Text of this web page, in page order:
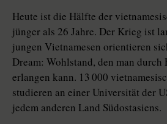
Heute ist die Hälfte der
jünger als 26 Jahre. Der Krieg ist
jungen Vietnamesen orientieren
Dream: Wohlstand, den man
erlangen kann. 13 000
studieren an einer Universität der
jedem anderen Land Südostasiens.